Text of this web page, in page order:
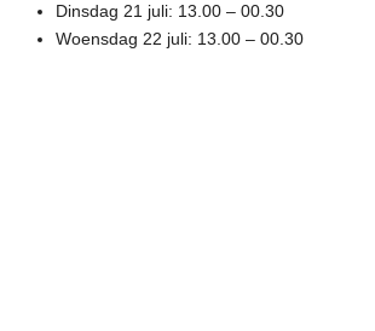
Dinsdag 21 juli: 13.00 – 00.30
Woensdag 22 juli: 13.00 – 00.30